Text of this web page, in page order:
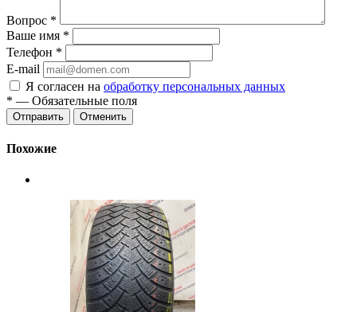
Вопрос *
Ваше имя *
Телефон *
E-mail
Я согласен на обработку персональных данных
* — Обязательные поля
Отменить
Похожие